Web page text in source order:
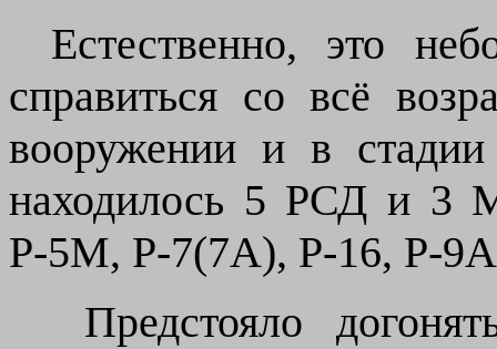
Естественно, это
справиться со всё
вооружении и в
находилось 5 РСД и 3
Р-5М, Р-7(7А), Р-16, Р-
Предстояло